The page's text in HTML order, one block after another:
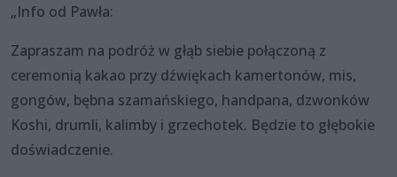
„Info od Pawła:
Zapraszam na podróż w głąb siebie połączoną z
ceremonią kakao przy dźwiękach kamertonów, mis,
gongów, bębna szamańskiego, handpana, dzwonków
Koshi, drumli, kalimby i grzechotek. Będzie to głębokie
doświadczenie.